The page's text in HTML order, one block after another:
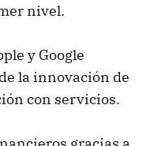
nivel.
y Google
la innovación de
con servicios.